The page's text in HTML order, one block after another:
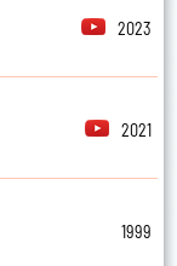
2023
2021
1999